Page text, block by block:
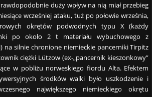
duży wpływ na nią miał przebieg
wcześniej ataku, tuż po połowie września,
okrętów podwodnych typu X (każdy
po około 2 t materiału wybuchowego z
na silnie chronione niemieckie pancerniki Tirpitz
ciężki Lützow (ex-„pancernik kieszonkowy”
w pobliżu norweskiego fiordu Alta. Efektem
środków walki było uszkodzenie i
największego niemieckiego okrętu